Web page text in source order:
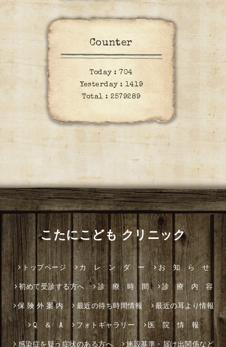
Counter
Today :704
Yesterday : 1419
Total :2579289
こたにこども クリニック
トップページ カ レ ン ダ ー お 知 ら せ
初めて受診する方へ 診 療 時 間 診 療 内 容
保 険 外 案 内 最近の待ち時間情報 最近の耳より情報
Q ＆ A フォトギャラリー 医 院 情 報
感染症を疑う症状のある方へ 施設基準・届け出関係など